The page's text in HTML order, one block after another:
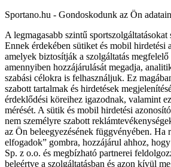
Sportano.hu - Gondoskodunk az Ön
A legmagasabb szintű
Ennek érdekében sütiket és mobil hirdetési
amelyek biztosítják a szolgáltatás megfelelő
amennyiben hozzájárulását megadja,
szabási célokra is felhasználjuk. Ez
szabott tartalmak és hirdetések
érdeklődési köreihez igazodnak, valamint
mérését. A sütik és mobil hirdetési
nem személyre szabott
az Ön beleegyezésének függvényében. Ha
elfogadok” gombra, hozzájárul ahhoz,
Sp. z o.o. és megbízható partnerei
beleértve a szolgáltatásban és azon kívül